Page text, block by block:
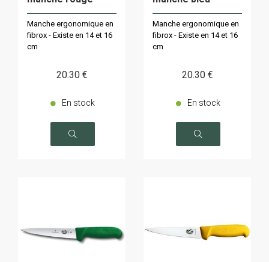
Manche ergonomique en
fibrox - Existe en 14 et 16
cm
20.30 €
En stock
Manche ergonomique en
fibrox - Existe en 14 et 16
cm
20.30 €
En stock